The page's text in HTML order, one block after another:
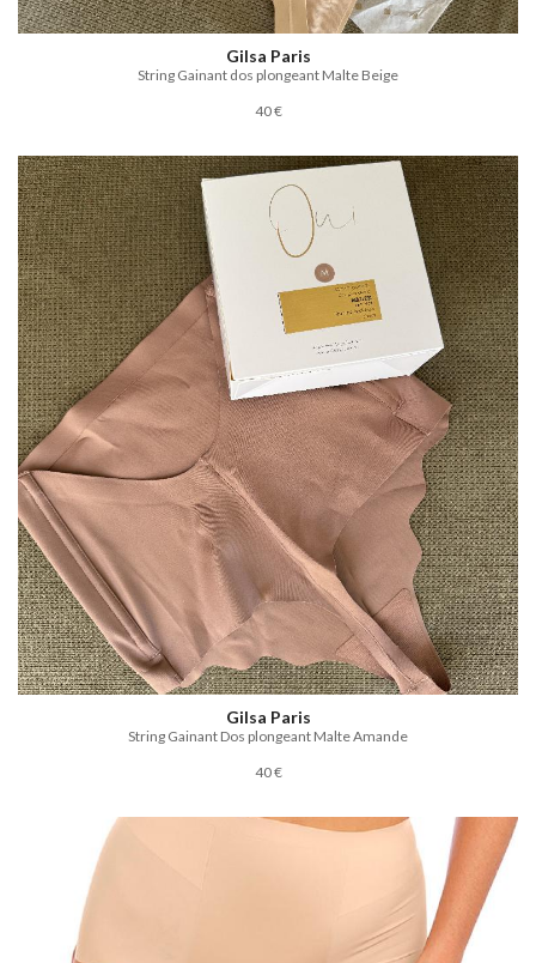
Gilsa Paris
String Gainant dos plongeant Malte Beige
40 €
Gilsa Paris
String Gainant Dos plongeant Malte Amande
40 €